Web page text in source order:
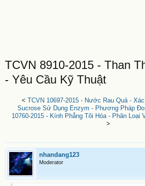
TCVN 8910-2015 - Than
- Yêu Cầu Kỹ Thuật
< TCVN 10697-2015 - Nước Rau Quả -
Sucrose Sử Dụng Enzym - Phương Pháp
10760-2015 - Kính Phẳng Tôi Hóa - Phân
>
nhandang123
Moderator